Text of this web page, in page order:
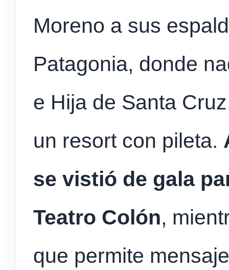
Moreno a sus
Patagonia, donde
e Hija de Santa
un resort con pileta.
se vistió de gala
Teatro Colón,
que permite